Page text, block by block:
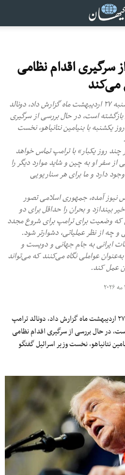
سرگیری اقدام نظامی
می‌کند
-شبکه خبری «فاکس نیوز» یکشنبه ۲۷ اردیبهشت ماه گزارش داد، دونالد
است، در حال بررسی از سرگیری
یکشنبه با بنیامین نتانیاهو، نخست
چند روز یکبار» با ترامپ تماس خواهد
سفر او به چین و شاید موارد دیگر را
دارد و ما برای هر سناریویی
آمده، جمهوری اسلامی تصور
بیندازد و بحران را حداقل برای دو
که وضعیت برای ترامپ برای شروع مجدد
چه از نظر عملیاتی، دشوارتر شود.
ایرانی به جام جهانی و دویست و
عواملی نگاه می‌کنند که می‌تواند
عمل کند.
» یکشنبه ۲۷ اردیبهشت ماه گزارش داد، دونالد ترامپ
در حال بررسی از سرگیری اقدام نظامی
نتانیاهو، نخست وزیر اسرائیل گفتگو